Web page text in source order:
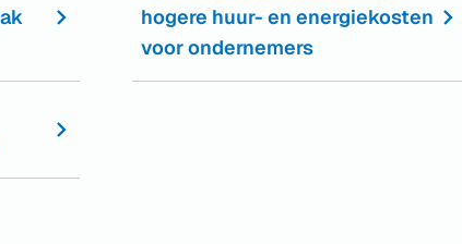
hogere huur- en energiekosten
voor ondernemers